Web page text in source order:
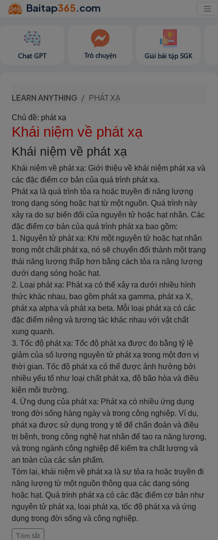
Baitap365.com
Chat GPT Trò chuyện Giải bài tập SGK
LEARN ANYTHING PHÁT XẠ
Chủ đề: phát xạ
Khái niệm về phát xạ
Khái niệm về phát xạ
Khái niệm về phát xạ: Giới thiệu về khái niệm phát xạ và
các đặc điểm cơ bản của quá trình phát xạ.
Phát xạ là quá trình tỏa ra hoặc truyền đi năng lượng
trong dạng sóng hoặc hạt từ một nguồn. Quá trình này
xảy ra do sự biến đổi của nguyên tử hoặc hạt nhân. Các
đặc điểm cơ bản của quá trình phát xạ bao gồm:
1. Nguyên tử phát xạ: Khi một nguyên tử hoặc hạt nhân
trong một chất phát xạ, nó sẽ chuyển đổi thành một trạng
thái năng lượng thấp hơn bằng cách tỏa ra năng lượng
dưới dạng sóng hoặc hạt.
2. Loại phát xạ: Phát xạ có thể xảy ra dưới nhiều hình
thức khác nhau, bao gồm phát xạ gamma, phát xạ X,
phát xạ alpha và phát xạ beta. Mỗi loại phát xạ có các
đặc điểm riêng và tương tác khác nhau với vật chất
xung quanh.
3. Tốc độ phát xạ: Tốc độ phát xạ được đo bằng tỷ lệ
giảm của số lượng nguyên tử phát xạ trong một đơn vị
thời gian. Tốc độ phát xạ có thể được ảnh hưởng bởi
nhiều yếu tố như loại chất phát xạ, độ bão hòa và điều
kiện môi trường.
4. Ứng dụng của phát xạ: Phát xạ có nhiều ứng dụng
trong đời sống hàng ngày và trong công nghiệp. Ví dụ,
phát xạ được sử dụng trong y tế để chẩn đoán và điều
trị bệnh, trong công nghệ hạt nhân để tạo ra năng lượng,
và trong ngành công nghiệp để kiểm tra chất lượng và
an toàn của các sản phẩm.
Tóm lại, khái niệm về phát xạ là sự tỏa ra hoặc truyền đi
năng lượng từ một nguồn thông qua các dạng sóng
hoặc hạt. Quá trình phát xạ có các đặc điểm cơ bản như
nguyên tử phát xạ, loại phát xạ, tốc độ phát xạ và ứng
dụng trong đời sống và công nghiệp.
Tóm tắt